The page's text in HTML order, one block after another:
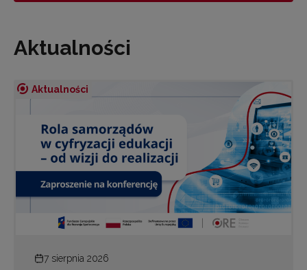
Aktualności
Aktualności
7 sierpnia 2026